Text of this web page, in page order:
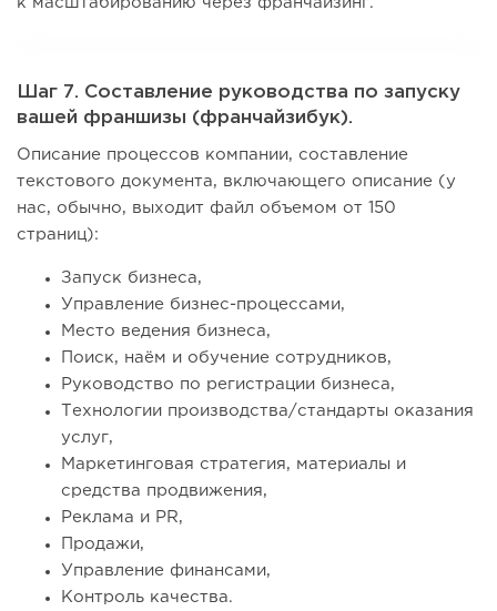
Шаг 7. Составление руководства по запуску
вашей франшизы (франчайзибук).
Описание процессов компании, составление
текстового документа, включающего описание (у
нас, обычно, выходит файл объемом от 150
страниц):
Запуск бизнеса,
Управление бизнес-процессами,
Место ведения бизнеса,
Поиск, наём и обучение сотрудников,
Руководство по регистрации бизнеса,
Технологии производства/стандарты оказания
услуг,
Маркетинговая стратегия, материалы и
средства продвижения,
Реклама и PR,
Продажи,
Управление финансами,
Контроль качества.